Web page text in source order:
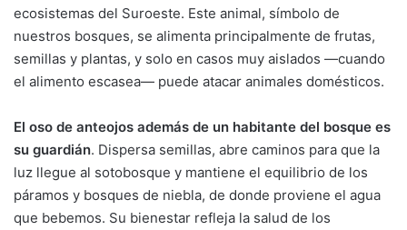
ecosistemas del Suroeste. Este animal, símbolo de
nuestros bosques, se alimenta principalmente de frutas,
semillas y plantas, y solo en casos muy aislados —cuando
el alimento escasea— puede atacar animales domésticos.
El oso de anteojos además de un habitante del bosque es
su guardián. Dispersa semillas, abre caminos para que la
luz llegue al sotobosque y mantiene el equilibrio de los
páramos y bosques de niebla, de donde proviene el agua
que bebemos. Su bienestar refleja la salud de los